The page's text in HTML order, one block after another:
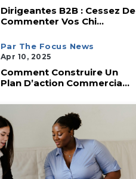
Dirigeantes B2B : Cessez De
Commenter Vos Chi...
Par The Focus News
Apr 10, 2025
Comment Construire Un
Plan D’action Commercia...